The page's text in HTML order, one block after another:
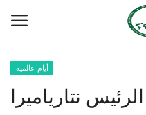
أيام عالمية
نتارياميرا